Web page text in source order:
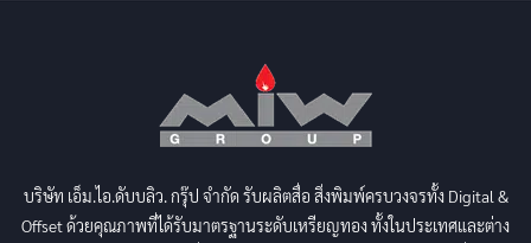
บริษัท เอ็ม.ไอ.ดับบลิว. กรุ๊ป จำกัด รับผลิตสื่อ สิ่งพิมพ์ครบวงจรทั้ง Digital &
Offset ด้วยคุณภาพที่ได้รับมาตรฐานระดับเหรียญทอง ทั้งในประเทศและต่าง